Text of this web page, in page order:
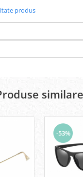
produs
similare
-53%